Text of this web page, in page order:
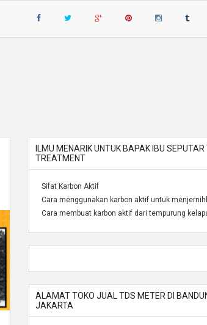
ILMU MENARIK UNTUK BAPAK IBU SEPUTAR
TREATMENT
Sifat Karbon Aktif
Cara menggunakan karbon aktif untuk
Cara membuat karbon aktif dari tempurung
ALAMAT TOKO JUAL TDS METER DI
JAKARTA